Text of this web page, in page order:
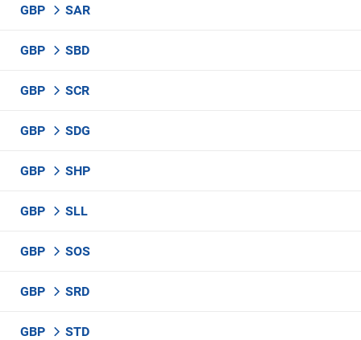
GBP SAR
GBP SBD
GBP SCR
GBP SDG
GBP SHP
GBP SLL
GBP SOS
GBP SRD
GBP STD